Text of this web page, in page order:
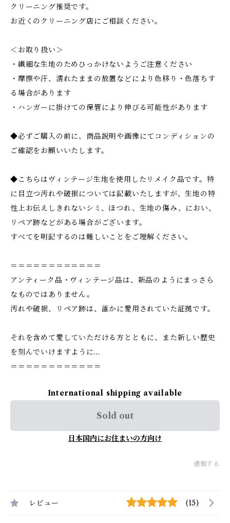
クリーニング推奨です。
お近くのクリーニング店にご相談ください。
＜お取り扱い＞
・繊細な生地のためひっかけないようご注意ください
・摩擦や汗、濡れたままの放置などにより色移り・色落ちす
る場合があります
・ハンガーに掛けての保管により伸びる可能性があります
◆必ずご購入の前に、商品説明や画像にてコンディションの
ご確認をお願いいたします。
◆こちらはヴィンテージ生地を使用したリメイク品です。特
に目立つ汚れや破損については記載いたしますが、生地の特
性上お伝えしきれないシミ、ほつれ、生地の傷み、におい、
リペア跡などがある場合がございます。
すべてを明記するのは難しいことをご理解ください。
＝＝＝＝＝＝＝＝＝＝＝＝
アンティーク品・ヴィンテージ品は、新品のようにまっさら
なものではありません。
汚れや破損、リペア跡は、誰かに愛用されていた証拠です。
それを含めて愛していただける方とともに、また新しい歴史
を刻んでいけますように…
＝＝＝＝＝＝＝＝＝＝＝＝
International shipping available
Sold out
日本国内にお住まいの方向け
通報する
レビュー (15)